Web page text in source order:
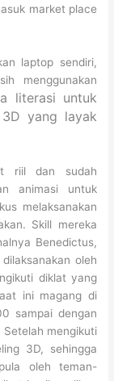
market place
laptop sendiri,
menggunakan
literasi untuk
yang layak
riil dan sudah
animasi untuk
melaksanakan
Skill mereka
Benedictus,
oleh
diklat yang
ini magang di
sampai dengan
mengikuti
3D, sehingga
oleh teman-